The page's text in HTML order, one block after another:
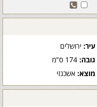
עיר:ירושלים
גובה:174 ס"מ
מוצא:אשכנזי